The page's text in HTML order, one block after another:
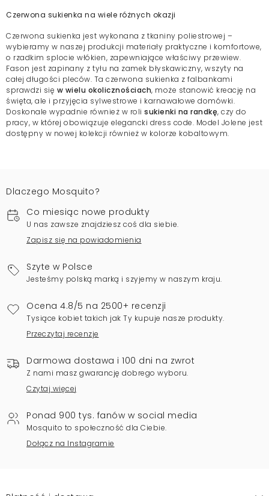
Czerwona sukienka na wiele różnych okazji
Czerwona sukienka jest wykonana z tkaniny poliestrowej –
wybieramy w naszej produkcji materiały praktyczne i komfortowe,
o rzadkim splocie włókien, zapewniające właściwy przewiew.
Fason jest zapinany z tyłu na zamek błyskawiczny, wszyty na
całej długości pleców. Ta czerwona sukienka z falbankami
sprawdzi się w wielu okolicznościach, może stanowić kreację na
święta, ale i przyjęcia sylwestrowe i karnawałowe domówki.
Doskonale wypadnie również w roli sukienki na randkę, czy do
pracy, w której obowiązuje elegancki dress code. Model Jolene jest
dostępny w nowej kolekcji również w kolorze kobaltowym.
Dlaczego Mosquito?
Co miesiąc nowe produkty
U nas zawsze znajdziesz coś dla siebie.
Zapisz się na powiadomienia
Szyte w Polsce
Jesteśmy polską marką i szyjemy w naszym kraju.
Ocena 4.8/5 na 2500+ recenzji
Tysiące kobiet takich jak Ty kupuje nasze produkty.
Przeczytaj recenzje
Darmowa dostawa i 100 dni na zwrot
Z nami masz gwarancję dobrego wyboru.
Czytaj więcej
Ponad 900 tys. fanów w social media
Mosquito to społeczność dla Ciebie.
Dołącz na Instagramie